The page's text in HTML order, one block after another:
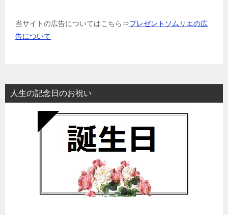
当サイトの広告についてはこちら⇒プレゼントソムリエの広
告について
人生の記念日のお祝い